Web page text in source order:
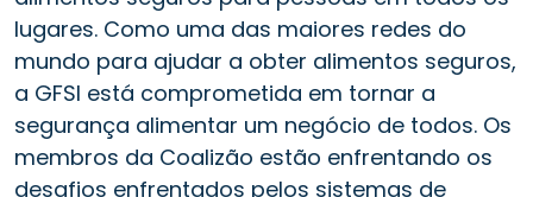
lugares. Como uma das maiores redes do
mundo para ajudar a obter alimentos seguros,
a GFSI está comprometida em tornar a
segurança alimentar um negócio de todos. Os
membros da Coalizão estão enfrentando os
desafios enfrentados pelos sistemas de